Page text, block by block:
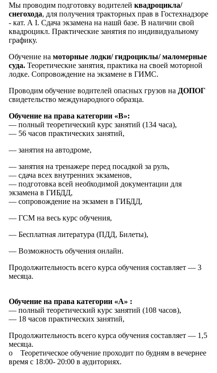
Мы проводим подготовку водителей квадроцикла/
снегохода, для получения тракторных прав в Гостехнадзоре
- кат. А I. Сдача экзамена на нашй базе. В наличии свой
квадроцикл. Практические занятия по индивидуальному
графику.
Обучение на моторные лодки/ гидроциклы/ маломерные
суда. Теоретические занятия, практика на своей моторной
лодке. Сопровождение на экзамене в ГИМС.
Проводим обучение водителей опасных грузов на ДОПОГ
свидетельство международного образца.
Обучение на права категории «B»:
— полный теоретический курс занятий (134 часа),
— 56 часов практических занятий,
— занятия на автодроме,
— занятия на тренажере перед посадкой за руль,
— сдача всех внутренних экзаменов,
— подготовка всей необходимой документации для
экзамена в ГИБДД,
— сопровождение на экзамен в ГИБДД,
— ГСМ на весь курс обучения,
— Бесплатная литература (ПДД, Билеты),
— Возможность обучения онлайн.
Продолжительность всего курса обучения составляет — 3
месяца.
Обучение на права категории «А» :
— полный теоретический курс занятий (108 часов),
— 18 часов практических занятий,
Продолжительность всего курса обучения составляет — 1,5
месяца.
o Теоретическое обучение проходит по будням в вечернее
время с 18:00- 20:00 в аудиториях.